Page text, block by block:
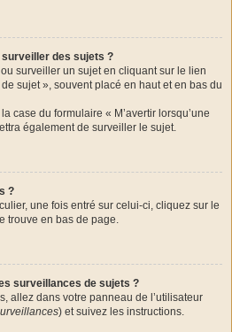
des sujets ?
surveiller un sujet en cliquant sur le lien
sujet », souvent placé en haut et en bas du
case du formulaire « M’avertir lorsqu’une
également de surveiller le sujet.
?
une fois entré sur celui-ci, cliquez sur le
trouve en bas de page.
surveillances de sujets ?
allez dans votre panneau de l’utilisateur
) et suivez les instructions.